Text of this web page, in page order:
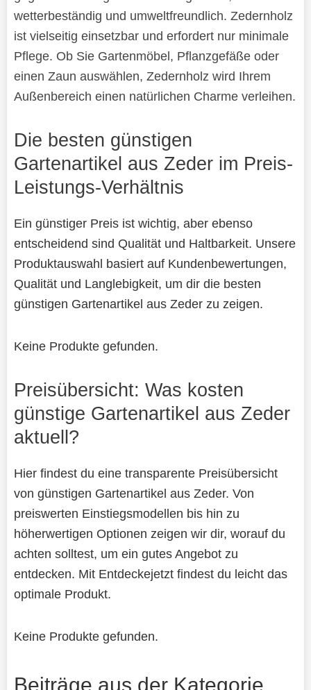
wetterbeständig und umweltfreundlich. Zedernholz
ist vielseitig einsetzbar und erfordert nur minimale
Pflege. Ob Sie Gartenmöbel, Pflanzgefäße oder
einen Zaun auswählen, Zedernholz wird Ihrem
Außenbereich einen natürlichen Charme verleihen.
Die besten günstigen
Gartenartikel aus Zeder im Preis-
Leistungs-Verhältnis
Ein günstiger Preis ist wichtig, aber ebenso
entscheidend sind Qualität und Haltbarkeit. Unsere
Produktauswahl basiert auf Kundenbewertungen,
Qualität und Langlebigkeit, um dir die besten
günstigen Gartenartikel aus Zeder zu zeigen.
Keine Produkte gefunden.
Preisübersicht: Was kosten
günstige Gartenartikel aus Zeder
aktuell?
Hier findest du eine transparente Preisübersicht
von günstigen Gartenartikel aus Zeder. Von
preiswerten Einstiegsmodellen bis hin zu
höherwertigen Optionen zeigen wir dir, worauf du
achten solltest, um ein gutes Angebot zu
entdecken. Mit Entdeckejetzt findest du leicht das
optimale Produkt.
Keine Produkte gefunden.
Beiträge aus der Kategorie